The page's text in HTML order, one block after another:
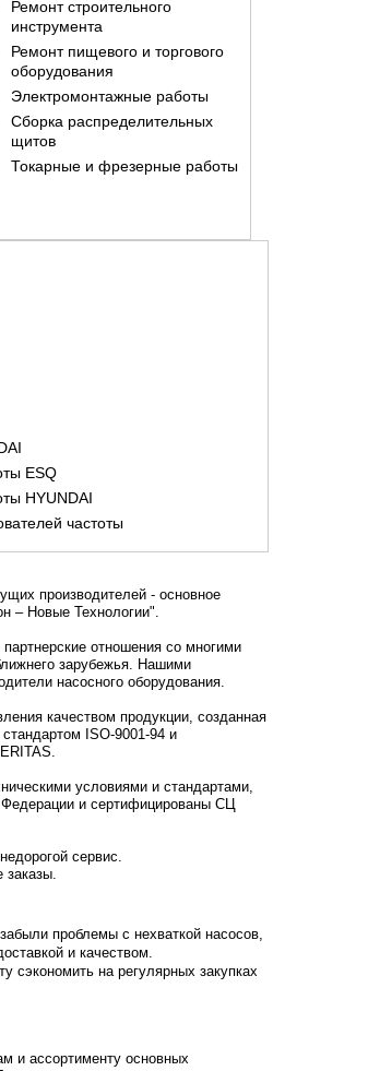
Ремонт строительного
инструмента
Ремонт пищевого и торгового
оборудования
Электромонтажные работы
Сборка распределительных
щитов
Токарные и фрезерные работы
ESQ
HYUNDAI
частоты
производителей - основное
– Новые Технологии".
отношения со многими
зарубежья. Нашими
насосного оборудования.
качеством продукции, созданная
ISO-9001-94 и
условиями и стандартами,
и сертифицированы СЦ
сервис.
заказы.
проблемы с нехваткой насосов,
и качеством.
сэкономить на регулярных закупках
и ассортименту основных